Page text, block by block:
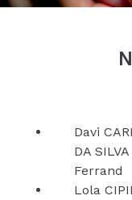
Davi
DA
Ferrand
Lola